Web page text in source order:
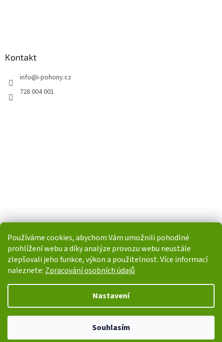
Používáme cookies, abychom Vám umožnili pohodlné
prohlížení webu a díky analýze provozu webu neustále
zlepšovali jeho funkce, výkon a použitelnost. Více informací
naleznete: Zpracování osobních údajů
Nastavení
Souhlasím
Kontakt
info@i-pohony.cz
728 004 001
Copyright 2026i-POHONY.cz. Všechna práva vyhrazena.Upravit
nastavení cookies